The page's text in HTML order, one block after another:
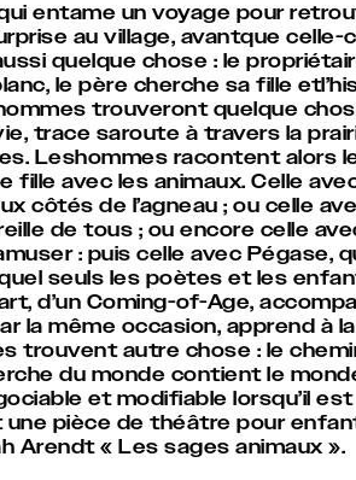
entame un voyage pour
au village, avantque celle-
quelque chose : le
le père cherche sa fille
trouveront quelque
trace saroute à travers la
Leshommes racontent alors
avec les animaux. Celle
côtés de l’agneau ; ou celle
de tous ; ou encore celle
: puis celle avec Pégase,
seuls les poètes et les
d’un Coming-of-Age,
la même occasion, apprend à
trouvent autre chose : le
du monde contient le
et modifiable lorsqu’il est
une pièce de théâtre pour
Arendt « Les sages animaux ».